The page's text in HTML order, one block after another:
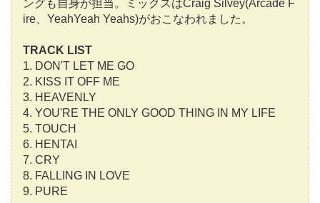
ングも自身が担当。ミックスはCraig Silvey(Arcade F
ire、YeahYeah Yeahs)がおこなわれました。
TRACK LIST
1. DON'T LET ME GO
2. KISS IT OFF ME
3. HEAVENLY
4. YOU'RE THE ONLY GOOD THING IN MY LIFE
5. TOUCH
6. HENTAI
7. CRY
8. FALLING IN LOVE
9. PURE